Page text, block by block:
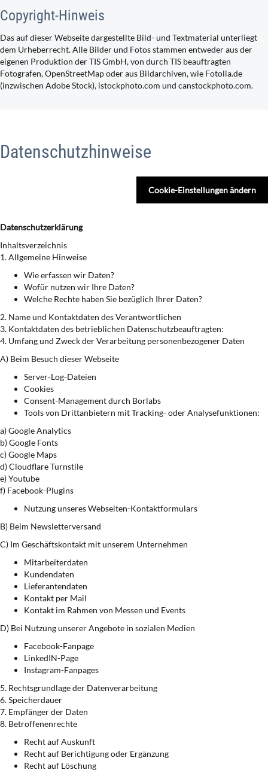
Copyright-Hinweis
Das auf dieser Webseite dargestellte Bild- und Textmaterial unterliegt
dem Urheberrecht. Alle Bilder und Fotos stammen entweder aus der
eigenen Produktion der TIS GmbH, von durch TIS beauftragten
Fotografen, OpenStreetMap oder aus Bildarchiven, wie Fotolia.de
(inzwischen Adobe Stock), istockphoto.com und canstockphoto.com.
Datenschutzhinweise
Cookie-Einstellungen ändern
Datenschutzerklärung
Inhaltsverzeichnis
1. Allgemeine Hinweise
Wie erfassen wir Daten?
Wofür nutzen wir Ihre Daten?
Welche Rechte haben Sie bezüglich Ihrer Daten?
2. Name und Kontaktdaten des Verantwortlichen
3. Kontaktdaten des betrieblichen Datenschutzbeauftragten:
4. Umfang und Zweck der Verarbeitung personenbezogener Daten
A) Beim Besuch dieser Webseite
Server-Log-Dateien
Cookies
Consent-Management durch Borlabs
Tools von Drittanbietern mit Tracking- oder Analysefunktionen:
a) Google Analytics
b) Google Fonts
c) Google Maps
d) Cloudflare Turnstile
e) Youtube
f) Facebook-Plugins
Nutzung unseres Webseiten-Kontaktformulars
B) Beim Newsletterversand
C) Im Geschäftskontakt mit unserem Unternehmen
Mitarbeiterdaten
Kundendaten
Lieferantendaten
Kontakt per Mail
Kontakt im Rahmen von Messen und Events
D) Bei Nutzung unserer Angebote in sozialen Medien
Facebook-Fanpage
LinkedIN-Page
Instagram-Fanpages
5. Rechtsgrundlage der Datenverarbeitung
6. Speicherdauer
7. Empfänger der Daten
8. Betroffenenrechte
Recht auf Auskunft
Recht auf Berichtigung oder Ergänzung
Recht auf Löschung